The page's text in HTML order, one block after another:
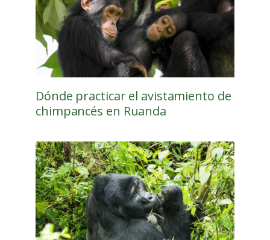
Dónde practicar el avistamiento de
chimpancés en Ruanda